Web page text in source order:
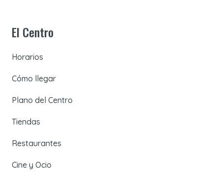
El Centro
Horarios
Cómo llegar
Plano del Centro
Tiendas
Restaurantes
Cine y Ocio